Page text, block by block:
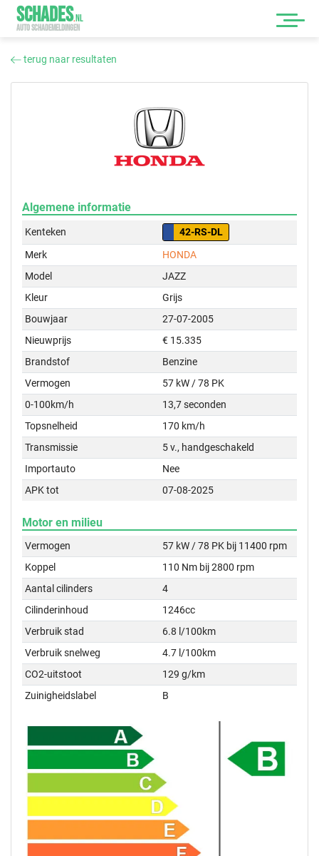
SCHADES.NL
AUTO SCHADEMELDINGEN
terug naar resultaten
Algemene informatie
Kenteken
42-RS-DL
Merk
HONDA
Model
JAZZ
Kleur
Grijs
Bouwjaar
27-07-2005
Nieuwprijs
€ 15.335
Brandstof
Benzine
Vermogen
57 kW / 78 PK
0-100km/h
13,7 seconden
Topsnelheid
170 km/h
Transmissie
5 v., handgeschakeld
Importauto
Nee
APK tot
07-08-2025
Motor en milieu
Vermogen
57 kW / 78 PK bij 11400 rpm
Koppel
110 Nm bij 2800 rpm
Aantal cilinders
4
Cilinderinhoud
1246cc
Verbruik stad
6.8 l/100km
Verbruik snelweg
4.7 l/100km
CO2-uitstoot
129 g/km
Zuinigheidslabel
B